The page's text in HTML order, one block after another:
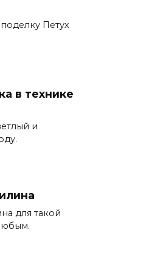
Петух
в технике
и
для такой